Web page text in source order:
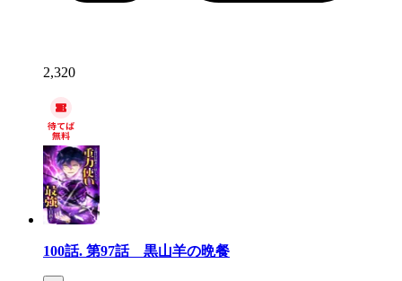
2,320
100話. 第97話 黒山羊の晩餐